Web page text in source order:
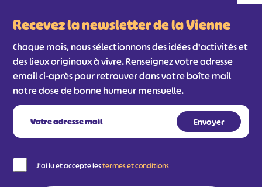
Recevez la newsletter de la Vienne
Chaque mois, nous sélectionnons des idées d'activités et
des lieux originaux à vivre. Renseignez votre adresse
email ci-après pour retrouver dans votre boîte mail
notre dose de bonne humeur mensuelle.
J'ai lu et accepte lestermes et conditions